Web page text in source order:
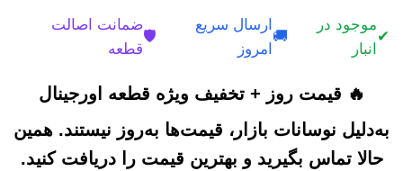
✔
موجود در
انبار
🚚
ارسال سریع
امروز
🛡️
ضمانت اصالت
قطعه
🔥 قیمت روز + تخفیف ویژه قطعه اورجینال
به‌دلیل نوسانات بازار، قیمت‌ها به‌روز نیستند. همین
حالا تماس بگیرید و بهترین قیمت را دریافت کنید.